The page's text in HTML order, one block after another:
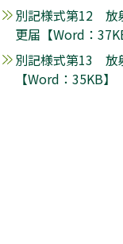
別記様式第12 放
更届【Word ：
別記様式第13 放
【Word ：35KB】